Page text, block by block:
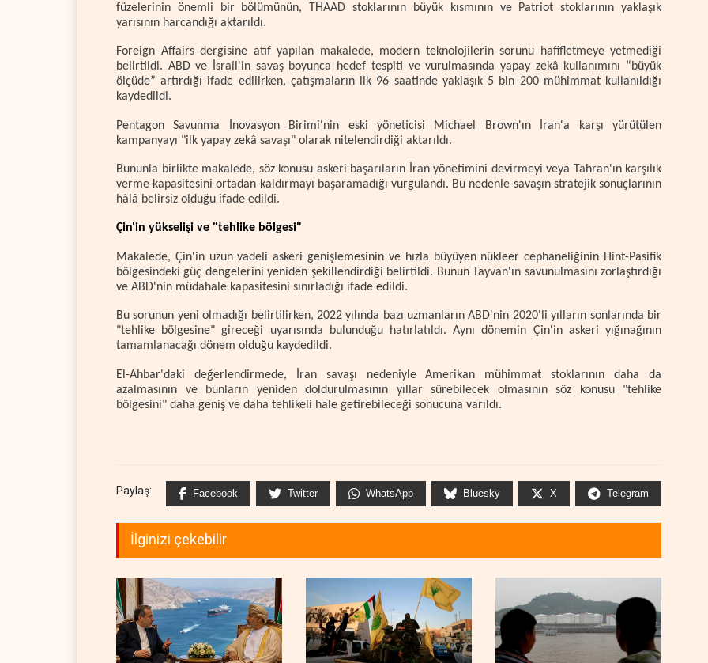
füzelerinin önemli bir bölümünün, THAAD stoklarının büyük kısmının ve Patriot stoklarının yaklaşık
yarısının harcandığı aktarıldı.
Foreign Affairs dergisine atıf yapılan makalede, modern teknolojilerin sorunu hafifletmeye yetmediği
belirtildi. ABD ve İsrail'in savaş boyunca hedef tespiti ve vurulmasında yapay zekâ kullanımını “büyük
ölçüde” artırdığı ifade edilirken, çatışmaların ilk 96 saatinde yaklaşık 5 bin 200 mühimmat kullanıldığı
kaydedildi.
Pentagon Savunma İnovasyon Birimi'nin eski yöneticisi Michael Brown'ın İran'a karşı yürütülen
kampanyayı "ilk yapay zekâ savaşı" olarak nitelendirdiği aktarıldı.
Bununla birlikte makalede, söz konusu askeri başarıların İran yönetimini devirmeyi veya Tahran'ın karşılık
verme kapasitesini ortadan kaldırmayı başaramadığı vurgulandı. Bu nedenle savaşın stratejik sonuçlarının
hâlâ belirsiz olduğu ifade edildi.
Çin'in yükselişi ve "tehlike bölgesi"
Makalede, Çin'in uzun vadeli askeri genişlemesinin ve hızla büyüyen nükleer cephaneliğinin Hint-Pasifik
bölgesindeki güç dengelerini yeniden şekillendirdiği belirtildi. Bunun Tayvan'ın savunulmasını zorlaştırdığı
ve ABD'nin müdahale kapasitesini sınırladığı ifade edildi.
Bu sorunun yeni olmadığı belirtilirken, 2022 yılında bazı uzmanların ABD'nin 2020'li yılların sonlarında bir
"tehlike bölgesine" gireceği uyarısında bulunduğu hatırlatıldı. Aynı dönemin Çin'in askeri yığınağının
tamamlanacağı dönem olduğu kaydedildi.
El-Ahbar'daki değerlendirmede, İran savaşı nedeniyle Amerikan mühimmat stoklarının daha da
azalmasının ve bunların yeniden doldurulmasının yıllar sürebilecek olmasının söz konusu "tehlike
bölgesini" daha geniş ve daha tehlikeli hale getirebileceği sonucuna varıldı.
Paylaş: Facebook Twitter WhatsApp Bluesky X Telegram
İlginizi çekebilir